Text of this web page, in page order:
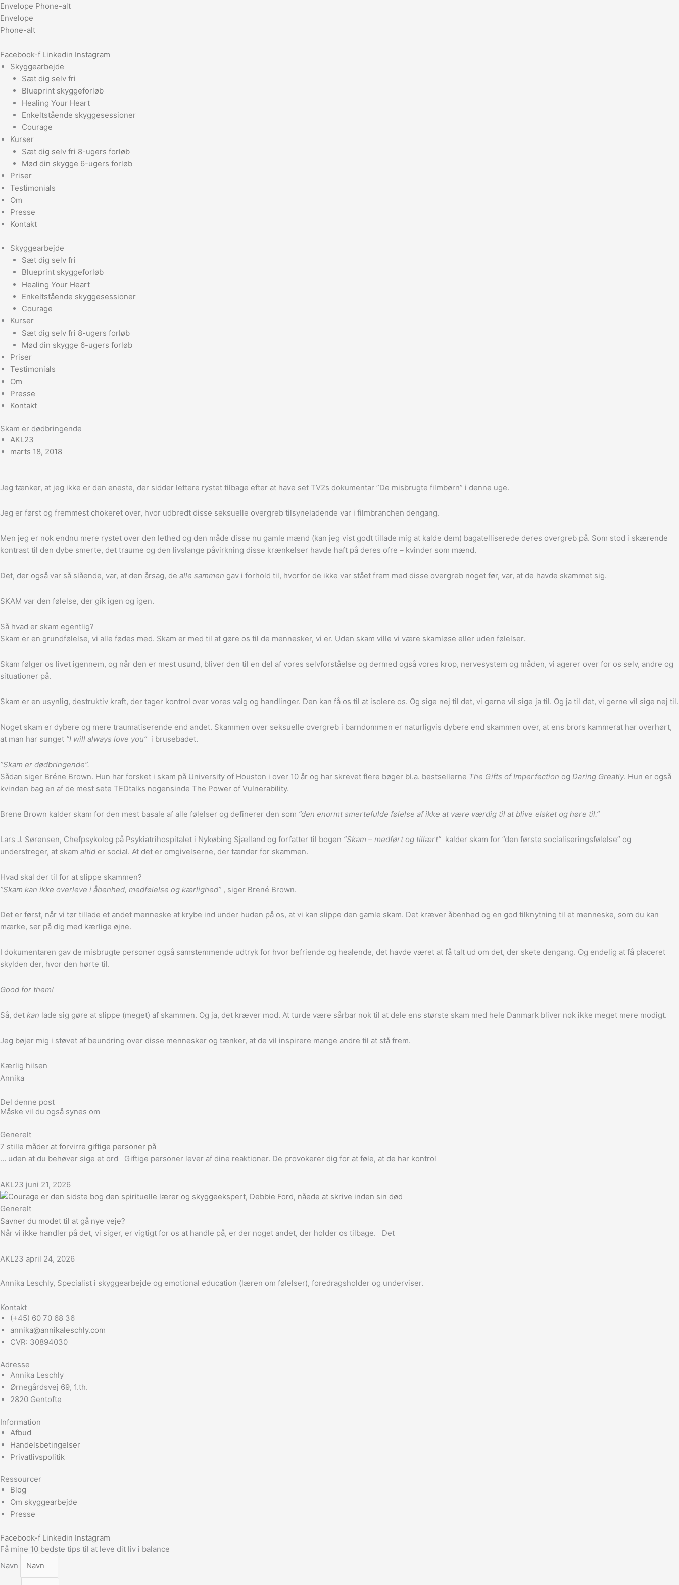
Gå
til
indholdet
Envelope Phone-alt
Envelope
Phone-alt
Facebook-f Linkedin Instagram
Skyggearbejde
Sæt dig selv fri
Blueprint skyggeforløb
Healing Your Heart
Enkeltstående skyggesessioner
Courage
Kurser
Sæt dig selv fri 8-ugers forløb
Mød din skygge 6-ugers forløb
Priser
Testimonials
Om
Presse
Kontakt
Skyggearbejde
Sæt dig selv fri
Blueprint skyggeforløb
Healing Your Heart
Enkeltstående skyggesessioner
Courage
Kurser
Sæt dig selv fri 8-ugers forløb
Mød din skygge 6-ugers forløb
Priser
Testimonials
Om
Presse
Kontakt
Skam er dødbringende
AKL23
marts 18, 2018
Jeg tænker, at jeg ikke er den eneste, der sidder lettere rystet tilbage efter at have set TV2s dokumentar ”De misbrugte filmbørn” i denne uge.
Jeg er først og fremmest chokeret over, hvor udbredt disse seksuelle overgreb tilsyneladende var i filmbranchen dengang.
Men jeg er nok endnu mere rystet over den lethed og den måde disse nu gamle mænd (kan jeg vist godt tillade mig at kalde dem) bagatelliserede deres overgreb på. Som stod i skærende
kontrast til den dybe smerte, det traume og den livslange påvirkning disse krænkelser havde haft på deres ofre – kvinder som mænd.
Det, der også var så slående, var, at den årsag, de alle sammen gav i forhold til, hvorfor de ikke var stået frem med disse overgreb noget før, var, at de havde skammet sig.
SKAM var den følelse, der gik igen og igen.
Så hvad er skam egentlig?
Skam er en grundfølelse, vi alle fødes med. Skam er med til at gøre os til de mennesker, vi er. Uden skam ville vi være skamløse eller uden følelser.
Skam følger os livet igennem, og når den er mest usund, bliver den til en del af vores selvforståelse og dermed også vores krop, nervesystem og måden, vi agerer over for os selv, andre og
situationer på.
Skam er en usynlig, destruktiv kraft, der tager kontrol over vores valg og handlinger. Den kan få os til at isolere os. Og sige nej til det, vi gerne vil sige ja til. Og ja til det, vi gerne vil sige nej til.
Noget skam er dybere og mere traumatiserende end andet. Skammen over seksuelle overgreb i barndommen er naturligvis dybere end skammen over, at ens brors kammerat har overhørt,
at man har sunget ”I will always love you” i brusebadet.
”Skam er dødbringende”.
Sådan siger Bréne Brown. Hun har forsket i skam på University of Houston i over 10 år og har skrevet flere bøger bl.a. bestsellerne The Gifts of Imperfection og Daring Greatly. Hun er også
kvinden bag en af de mest sete TEDtalks nogensinde The Power of Vulnerability.
Brene Brown kalder skam for den mest basale af alle følelser og definerer den som ”den enormt smertefulde følelse af ikke at være værdig til at blive elsket og høre til.”
Lars J. Sørensen, Chefpsykolog på Psykiatrihospitalet i Nykøbing Sjælland og forfatter til bogen ”Skam – medført og tillært” kalder skam for ”den første socialiseringsfølelse” og
understreger, at skam altid er social. At det er omgivelserne, der tænder for skammen.
Hvad skal der til for at slippe skammen?
”Skam kan ikke overleve i åbenhed, medfølelse og kærlighed” , siger Brené Brown.
Det er først, når vi tør tillade et andet menneske at krybe ind under huden på os, at vi kan slippe den gamle skam. Det kræver åbenhed og en god tilknytning til et menneske, som du kan
mærke, ser på dig med kærlige øjne.
I dokumentaren gav de misbrugte personer også samstemmende udtryk for hvor befriende og healende, det havde været at få talt ud om det, der skete dengang. Og endelig at få placeret
skylden der, hvor den hørte til.
Good for them!
Så, det kan lade sig gøre at slippe (meget) af skammen. Og ja, det kræver mod. At turde være sårbar nok til at dele ens største skam med hele Danmark bliver nok ikke meget mere modigt.
Jeg bøjer mig i støvet af beundring over disse mennesker og tænker, at de vil inspirere mange andre til at stå frem.
Kærlig hilsen
Annika
Del denne post
Måske vil du også synes om
Generelt
7 stille måder at forvirre giftige personer på
… uden at du behøver sige et ord Giftige personer lever af dine reaktioner. De provokerer dig for at føle, at de har kontrol
AKL23 juni 21, 2026
Generelt
Savner du modet til at gå nye veje?
Når vi ikke handler på det, vi siger, er vigtigt for os at handle på, er der noget andet, der holder os tilbage. Det
AKL23 april 24, 2026
Annika Leschly, Specialist i skyggearbejde og emotional education (læren om følelser), foredragsholder og underviser.
Kontakt
(+45) 60 70 68 36
annika@annikaleschly.com
CVR: 30894030
Adresse
Annika Leschly
Ørnegårdsvej 69, 1.th.
2820 Gentofte
Information
Afbud
Handelsbetingelser
Privatlivspolitik
Ressourcer
Blog
Om skyggearbejde
Presse
Facebook-f Linkedin Instagram
Få mine 10 bedste tips til at leve dit liv i balance
Navn